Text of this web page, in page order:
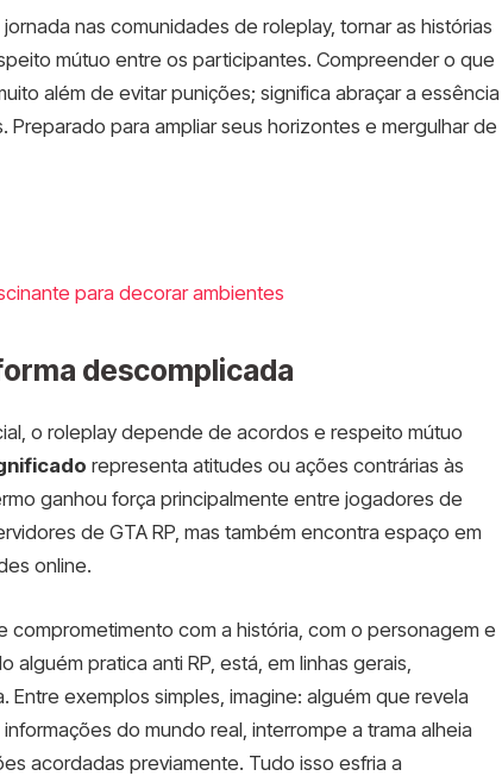
nas comunidades de roleplay, tornar as histórias
mútuo entre os participantes. Compreender o que
além de evitar punições; significa abraçar a essência
para ampliar seus horizontes e mergulhar de
para decorar ambientes
descomplicada
o roleplay depende de acordos e respeito mútuo
representa atitudes ou ações contrárias às
ganhou força principalmente entre jogadores de
de GTA RP, mas também encontra espaço em
online.
comprometimento com a história, com o personagem e
pratica anti RP, está, em linhas gerais,
exemplos simples, imagine: alguém que revela
do mundo real, interrompe a trama alheia
acordadas previamente. Tudo isso esfria a